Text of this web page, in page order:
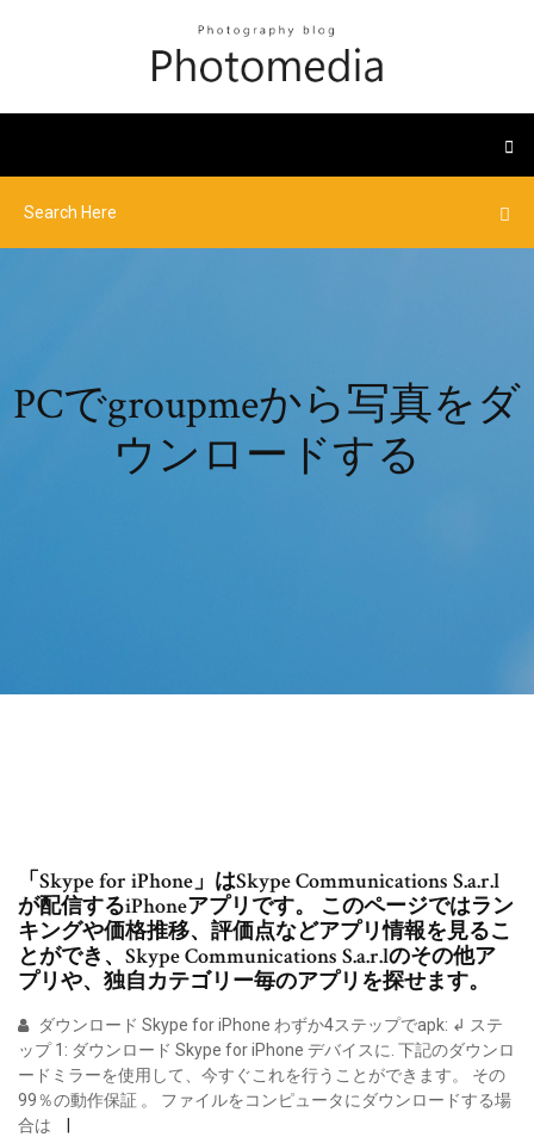
PCでgroupmeから写真をダ
ウンロードする
「Skype for iPhone」はSkype Communications S.a.r.l
が配信するiPhoneアプリです。 このページではラン
キングや価格推移、評価点などアプリ情報を見るこ
とができ、Skype Communications S.a.r.lのその他ア
プリや、独自カテゴリー毎のアプリを探せます。
ダウンロード Skype for iPhone わずか4ステップでapk: ↲ ステ
ップ 1: ダウンロード Skype for iPhone デバイスに. 下記のダウンロ
ードミラーを使用して、今すぐこれを行うことができます。 その
99％の動作保証 。 ファイルをコンピュータにダウンロードする場
合は